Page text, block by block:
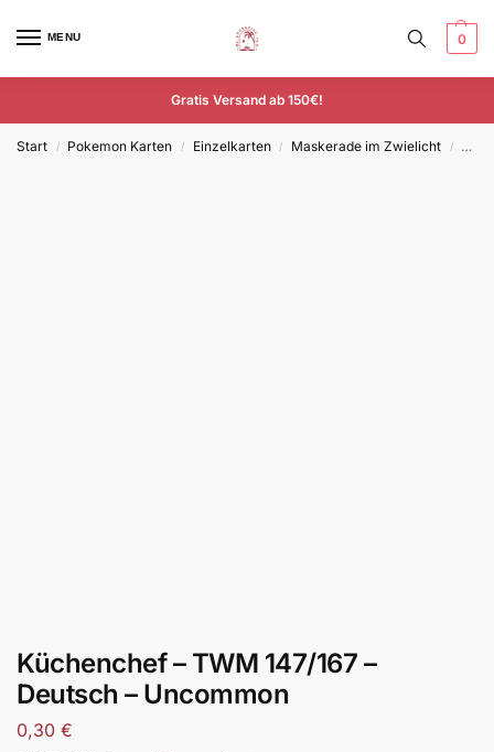
MENU 0
Gratis Versand ab 150€!
Start / Pokemon Karten / Einzelkarten / Maskerade im Zwielicht /
Küchenchef – TWM 147/167 –
Deutsch – Uncommon
0,30 €